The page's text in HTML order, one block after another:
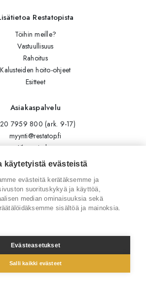
Restatopista
Töihin meille?
Vastuullisuus
Rahoitus
Kalusteiden hoito-ohjeet
Esitteet
Asiakaspalvelu
7959 800 (ark. 9-17)
myynti@restatop.fi
Yhteystiedot
Lähetä viesti
Seuraa meitä
Tilaa uutiskirje
Facebook
© 2026 Restatop Oy
käytetyistä evästeistä
evästeitä kerätäksemme ja
suorituskykyä ja käyttöä,
median ominaisuuksia sekä
sisältöä ja mainoksia.
Evästeasetukset
Salli kaikki evästeet